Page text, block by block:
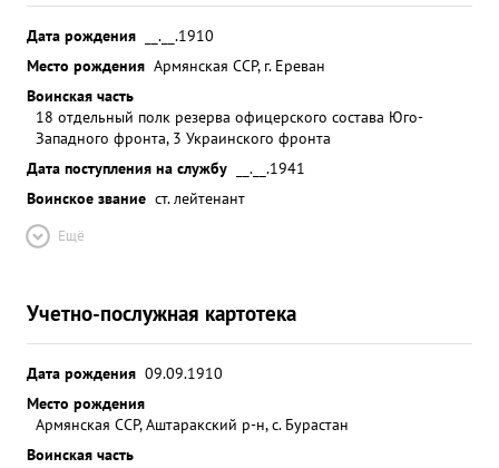
Дата рождения
__.__.1910
Место рождения Армянская ССР, г. Ереван
Воинская часть
18 отдельный полк резерва офицерского состава Юго-
Западного фронта, 3 Украинского фронта
Дата поступления на службу
__.__.1941
Воинское звание ст. лейтенант
Ещё
Учетно-послужная картотека
Дата рождения 09.09.1910
Место рождения
Армянская ССР, Аштаракский р-н, с. Бурастан
Воинская часть